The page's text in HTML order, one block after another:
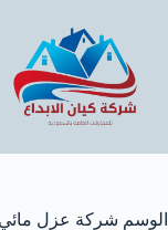
المحتوى
الوسم شركة عزل مائي